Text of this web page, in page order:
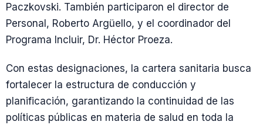
Paczkovski. También participaron el director de
Personal, Roberto Argüello, y el coordinador del
Programa Incluir, Dr. Héctor Proeza.
Con estas designaciones, la cartera sanitaria busca
fortalecer la estructura de conducción y
planificación, garantizando la continuidad de las
políticas públicas en materia de salud en toda la